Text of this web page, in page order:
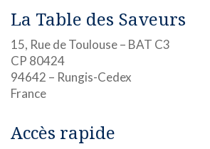
La Table des Saveurs
15, Rue de Toulouse – BAT C3
CP 80424
94642 – Rungis-Cedex
France
Accès rapide